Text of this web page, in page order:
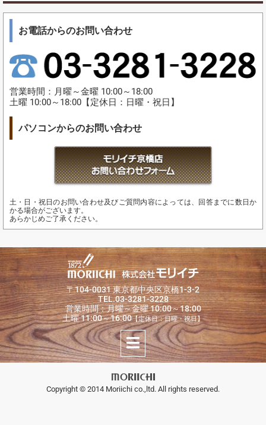
お電話からのお問い合わせ
営業時間：月曜～金曜 10:00～18:00
土曜 10:00～18:00【定休日：日曜・祝日】
パソコンからのお問い合わせ
土・日・祝日のお問い合わせ及びご質問内容によっては、回答までに数日か
かる場合がございます。
あらかじめご了承ください。
〒104-0031 東京都中央区京橋1-3-2
TEL.03-3281-3228
営業時間：月曜～金曜 10:00～18:00
土曜 11:00～16:00【定休日：日曜・祝日】
Copyright © 2014 Moriichi co.,ltd. All rights reserved.